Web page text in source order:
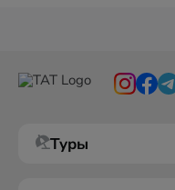
Туры